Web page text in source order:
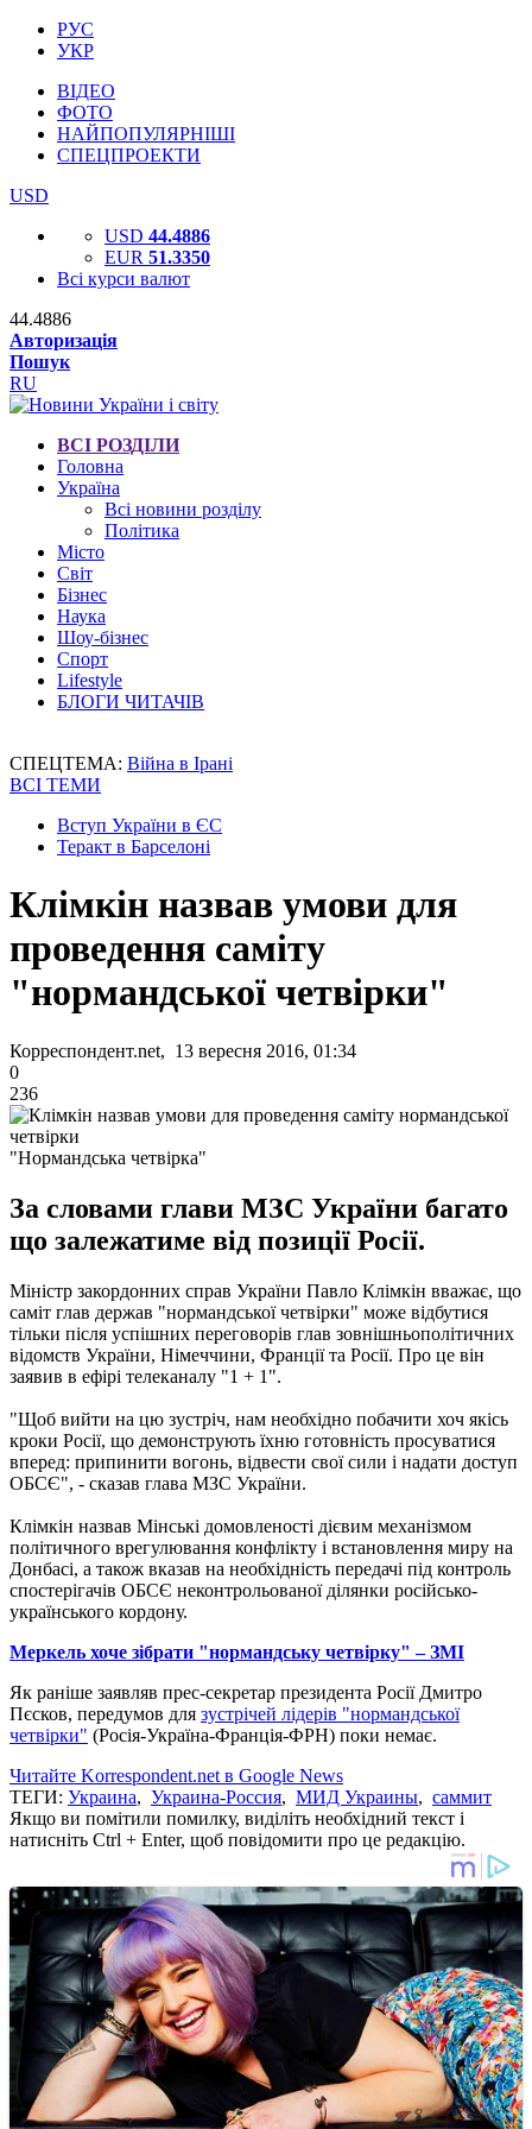
РУС
УКР
ВІДЕО
ФОТО
НАЙПОПУЛЯРНІШІ
СПЕЦПРОЕКТИ
USD
USD 44.4886
EUR 51.3350
Всі курси валют
44.4886
Авторизація
Пошук
RU
ВСІ РОЗДІЛИ
Головна
Україна
Всі новини розділу
Політика
Місто
Світ
Бізнес
Наука
Шоу-бізнес
Спорт
Lifestyle
БЛОГИ ЧИТАЧІВ
СПЕЦТЕМА: Війна в Ірані
ВСІ ТЕМИ
Вступ України в ЄС
Теракт в Барселоні
Клімкін назвав умови для
проведення саміту
"нормандської четвірки"
Корреспондент.net, 13 вересня 2016, 01:34
0
236
"Нормандська четвірка"
За словами глави МЗС України багато
що залежатиме від позиції Росії.
Міністр закордонних справ України Павло Клімкін вважає, що
саміт глав держав "нормандської четвірки" може відбутися
тільки після успішних переговорів глав зовнішньополітичних
відомств України, Німеччини, Франції та Росії. Про це він
заявив в ефірі телеканалу "1 + 1".
"Щоб вийти на цю зустріч, нам необхідно побачити хоч якісь
кроки Росії, що демонструють їхню готовність просуватися
вперед: припинити вогонь, відвести свої сили і надати доступ
ОБСЄ", - сказав глава МЗС України.
Клімкін назвав Мінські домовленості дієвим механізмом
політичного врегулювання конфлікту і встановлення миру на
Донбасі, а також вказав на необхідність передачі під контроль
спостерігачів ОБСЄ неконтрольованої ділянки російсько-
українського кордону.
Меркель хоче зібрати "нормандську четвірку" – ЗМІ
Як раніше заявляв прес-секретар президента Росії Дмитро
Пєсков, передумов для зустрічей лідерів "нормандської
четвірки" (Росія-Україна-Франція-ФРН) поки немає.
Читайте Korrespondent.net в Google News
ТЕГИ: Украина, Украина-Россия, МИД Украины, саммит
Якщо ви помітили помилку, виділіть необхідний текст і
натисніть Ctrl + Enter, щоб повідомити про це редакцію.